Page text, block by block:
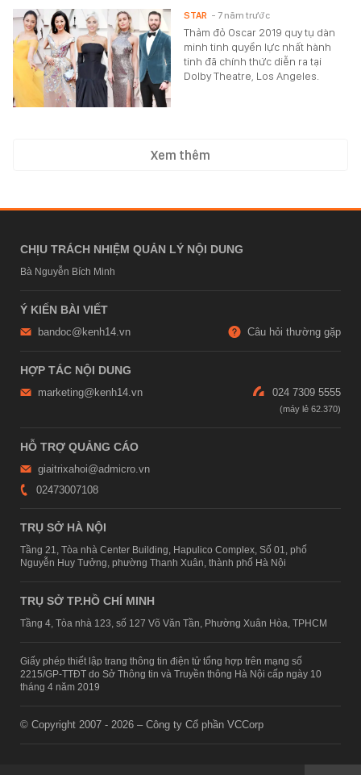
Thảm đỏ Oscar 2019 quy tụ dàn
minh tinh quyền lực nhất hành
tinh đã chính thức diễn ra tại
Dolby Theatre, Los Angeles.
STAR - 7 năm trước
Xem thêm
CHỊU TRÁCH NHIỆM QUẢN LÝ NỘI DUNG
Bà Nguyễn Bích Minh
Ý KIẾN BÀI VIẾT
bandoc@kenh14.vn Câu hỏi thường gặp
HỢP TÁC NỘI DUNG
marketing@kenh14.vn 024 7309 5555
HỖ TRỢ QUẢNG CÁO
giaitrixahoi@admicro.vn
02473007108
TRỤ SỞ HÀ NỘI
Tầng 21, Tòa nhà Center Building, Hapulico Complex, Số 01, phố
Nguyễn Huy Tưởng, phường Thanh Xuân, thành phố Hà Nội
TRỤ SỞ TP.HỒ CHÍ MINH
Tầng 4, Tòa nhà 123, số 127 Võ Văn Tần, Phường Xuân Hòa, TPHCM
Giấy phép thiết lập trang thông tin điện tử tổng hợp trên mạng số
2215/GP-TTĐT do Sở Thông tin và Truyền thông Hà Nội cấp ngày 10
tháng 4 năm 2019
© Copyright 2007 - 2026 – Công ty Cổ phần VCCorp